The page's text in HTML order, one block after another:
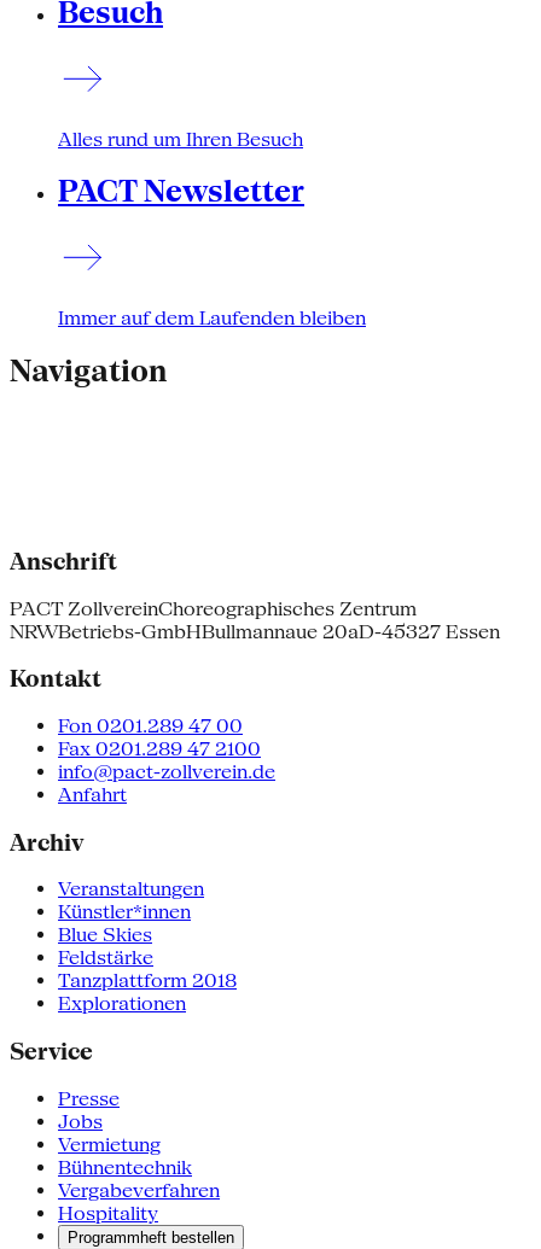
Besuch
Alles rund um Ihren Besuch
PACT Newsletter
Immer auf dem Laufenden bleiben
Navigation
Anschrift
PACT ZollvereinChoreographisches Zentrum
NRWBetriebs-GmbHBullmannaue 20aD-45327 Essen
Kontakt
Fon 0201.289 47 00
Fax 0201.289 47 2100
info@pact-zollverein.de
Anfahrt
Archiv
Veranstaltungen
Künstler*innen
Blue Skies
Feldstärke
Tanzplattform 2018
Explorationen
Service
Presse
Jobs
Vermietung
Bühnentechnik
Vergabeverfahren
Hospitality
Programmheft bestellen